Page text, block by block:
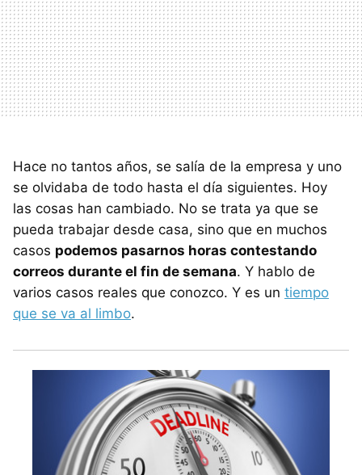
Hace no tantos años, se salía de la empresa y uno
se olvidaba de todo hasta el día siguientes. Hoy
las cosas han cambiado. No se trata ya que se
pueda trabajar desde casa, sino que en muchos
casos podemos pasarnos horas contestando
correos durante el fin de semana. Y hablo de
varios casos reales que conozco. Y es un tiempo
que se va al limbo.